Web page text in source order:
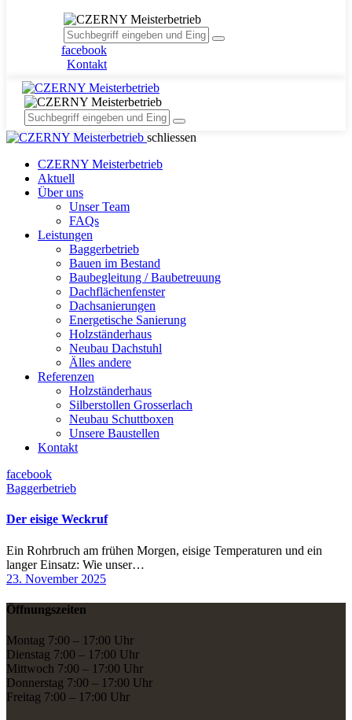
facebook
Kontakt
schliessen
CZERNY Meisterbetrieb
Aktuell
Über uns
Unser Team
FAQs
Leistungen
Baggerbetrieb
Bauen im Bestand
Baubegleitung / Baubetreuung
Dachflächenfenster
Dachsanierungen
Energetische Sanierung
Holzständerhaus
Neubau Dachstuhl
Älles andere
Referenzen
Holzständerhaus
Silberstollen Grosserlach
Neubau Schuttboxen
Unsere Baustellen
Kontakt
facebook
Baggerbetrieb
Der eisige Weckruf
Ein Rohrbruch am frühen Morgen, eisige Temperaturen und ein
langer Einsatz: Wie unser…
23. November 2025
Öffnungszeiten
Montag 7:00 – 17:00 Uhr
Dienstag 7:00 – 17:00 Uhr
Mittwoch 7:00 – 17:00 Uhr
Donnerstag 7:00 – 17:00 Uhr
Freitag 7:00 – 17:00 Uhr